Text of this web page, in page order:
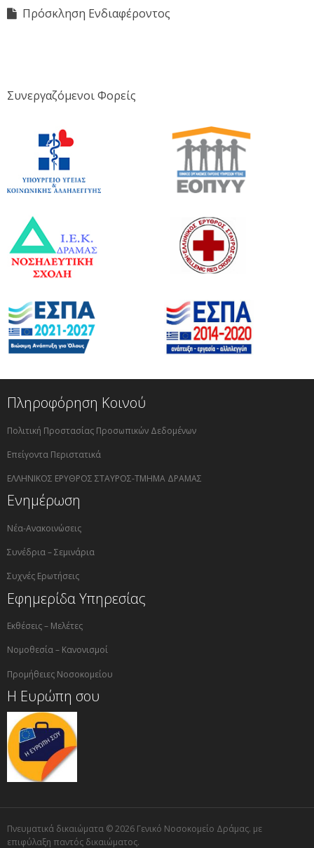
Πρόσκληση Ενδιαφέροντος
Συνεργαζόμενοι Φορείς
Πληροφόρηση Κοινού
Πολιτική Προστασίας Προσωπικών Δεδομένων
Επείγοντα Περιστατικά
ΕΛΛΗΝΙΚΟΣ ΕΡΥΘΡΟΣ ΣΤΑΥΡΟΣ-ΤΜΗΜΑ ΔΡΑΜΑΣ
Ενημέρωση
Νέα-Ανακοινώσεις
Συνέδρια – Σεμινάρια
Συχνές Ερωτήσεις
Εφημερίδα Υπηρεσίας
Εκθέσεις – Μελέτες
Νομοθεσία – Κανονισμοί
Προμήθειες Νοσοκομείου
Η Ευρώπη σου
Πνευματικά δικαιώματα © 2026 Γενικό Νοσοκομείο Δράμας. με
επιφύλαξη παντός δικαιώματος.